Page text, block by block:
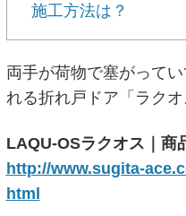
施工方法は？
両手が荷物で塞がって
れる折れ戸ドア「ラクオ
LAQU-OSラクオス｜商
http://www.sugita-
html